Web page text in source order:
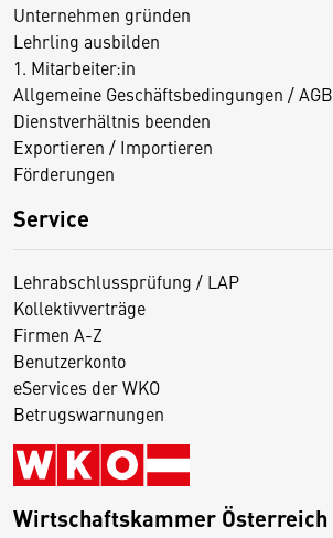
Unternehmen gründen
Lehrling ausbilden
1. Mitarbeiter:in
Allgemeine Geschäftsbedingungen / AGB
Dienstverhältnis beenden
Exportieren / Importieren
Förderungen
Service
Lehrabschlussprüfung / LAP
Kollektivverträge
Firmen A-Z
Benutzerkonto
eServices der WKO
Betrugswarnungen
Wirtschaftskammer Österreich